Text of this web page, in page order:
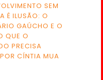
SEM
É ILUSÃO: O
GAÚCHO E O
QUE O
PRECISA
CÍNTIA MUA